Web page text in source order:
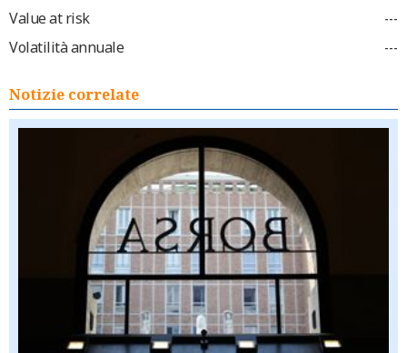
Value at risk ---
Volatilità annuale ---
Notizie correlate